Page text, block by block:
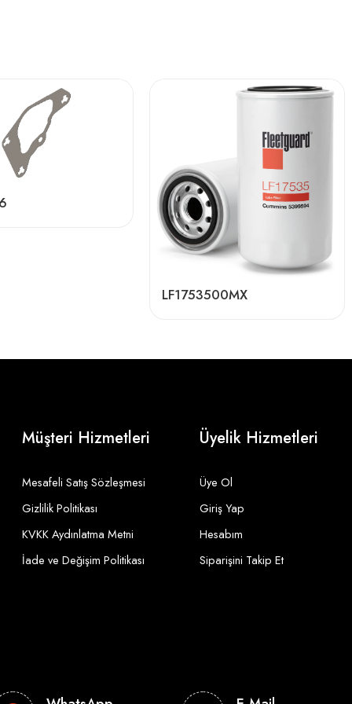
LF1753500MX
Müşteri Hizmetleri
Mesafeli Satış Sözleşmesi
Gizlilik Politikası
KVKK Aydınlatma Metni
İade ve Değişim Politikası
Üyelik Hizmetleri
Üye Ol
Giriş Yap
Hesabım
Siparişini Takip Et